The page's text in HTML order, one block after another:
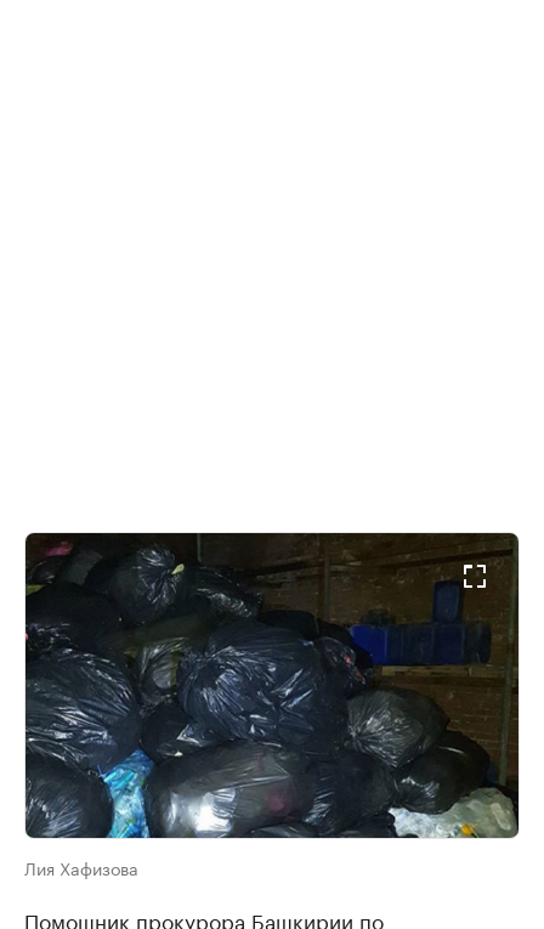
Лия Хафизова
Помощник прокурора Башкирии по